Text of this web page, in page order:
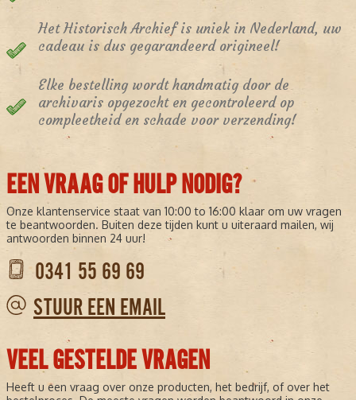
Het Historisch Archief is uniek in Nederland, uw
cadeau is dus gegarandeerd origineel!
Elke bestelling wordt handmatig door de
archivaris opgezocht en gecontroleerd op
compleetheid en schade voor verzending!
EEN VRAAG OF HULP NODIG?
Onze klantenservice staat van 10:00 to 16:00 klaar om uw vragen
te beantwoorden. Buiten deze tijden kunt u uiteraard mailen, wij
antwoorden binnen 24 uur!
0341 55 69 69
STUUR EEN EMAIL
VEEL GESTELDE VRAGEN
Heeft u een vraag over onze producten, het bedrijf, of over het